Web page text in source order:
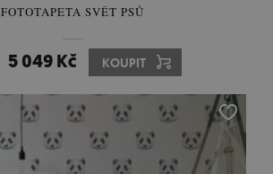
FOTOTAPETA SVĚT PSŮ
5 049 Kč KOUPIT